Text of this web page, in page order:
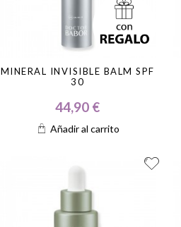
MINERAL INVISIBLE BALM SPF
30
44,90 €
Añadir al carrito